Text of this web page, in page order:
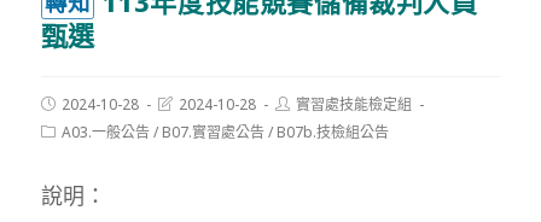
甄選
Post
published:
2024-10-28
Post
modified:
2024-10-28
Post
author:
實習處技能檢定組
PostA03.一般公告/ B07.實習處公告/ B07b.技檢組公告
說明：